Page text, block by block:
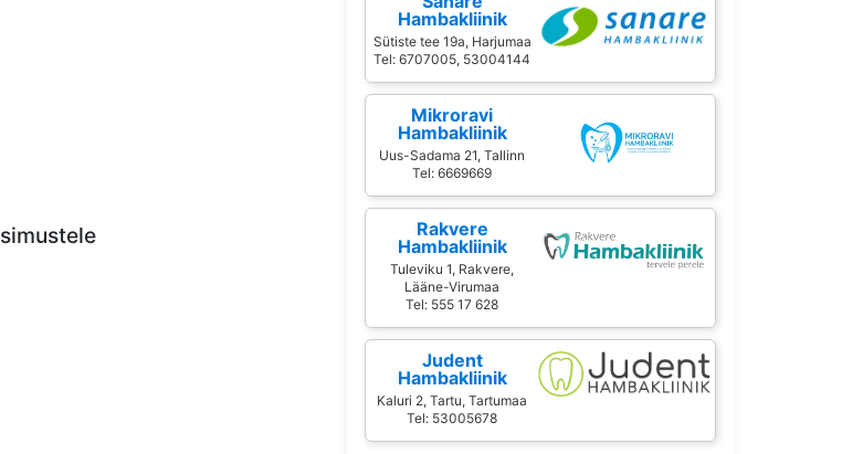
Hambakliinik
Sütiste tee 19a, Harjumaa
Tel: 6707005, 53004144
Mikroravi
Hambakliinik
Uus-Sadama 21, Tallinn
Tel: 6669669
Rakvere
Hambakliinik
Tuleviku 1, Rakvere,
Lääne-Virumaa
Tel: 555 17 628
Judent
Hambakliinik
Kaluri 2, Tartu, Tartumaa
Tel: 53005678